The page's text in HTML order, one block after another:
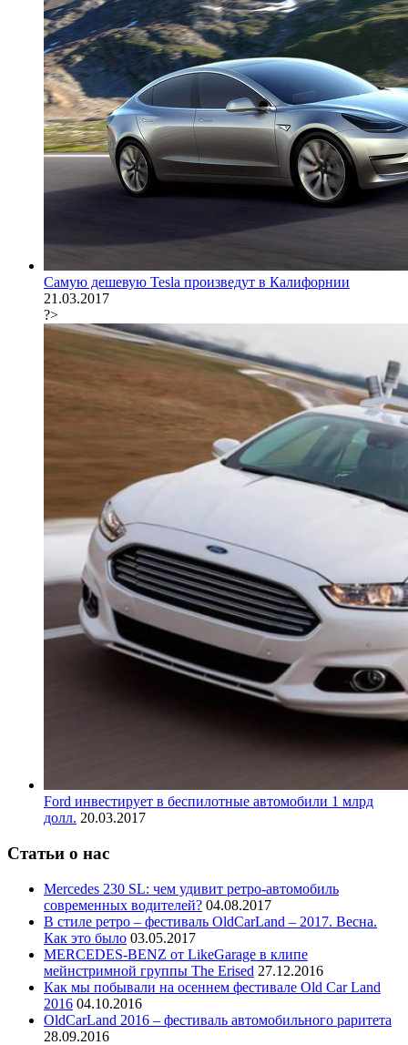
Самую дешевую Tesla произведут в Калифорнии
21.03.2017
?>
Ford инвестирует в беспилотные автомобили 1 млрд
долл. 20.03.2017
Статьи о нас
Mercedes 230 SL: чем удивит ретро-автомобиль
современных водителей? 04.08.2017
В стиле ретро – фестиваль OldCarLand – 2017. Весна.
Как это было 03.05.2017
MERCEDES-BENZ от LikeGarage в клипе
мейнстримной группы The Erised 27.12.2016
Как мы побывали на осеннем фестивале Old Car Land
2016 04.10.2016
OldCarLand 2016 – фестиваль автомобильного раритета
28.09.2016